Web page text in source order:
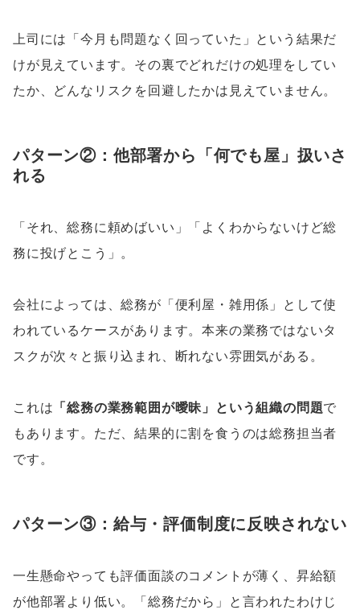
上司には「今月も問題なく回っていた」という結果だ
けが見えています。その裏でどれだけの処理をしてい
たか、どんなリスクを回避したかは見えていません。
パターン②：他部署から「何でも屋」扱いさ
れる
「それ、総務に頼めばいい」「よくわからないけど総
務に投げとこう」。
会社によっては、総務が「便利屋・雑用係」として使
われているケースがあります。本来の業務ではないタ
スクが次々と振り込まれ、断れない雰囲気がある。
これは 「総務の業務範囲が曖昧」という組織の問題で
もあります。ただ、結果的に割を食うのは総務担当者
です。
パターン③：給与・評価制度に反映されない
一生懸命やっても評価面談のコメントが薄く、昇給額
が他部署より低い。「総務だから」と言われたわけじ